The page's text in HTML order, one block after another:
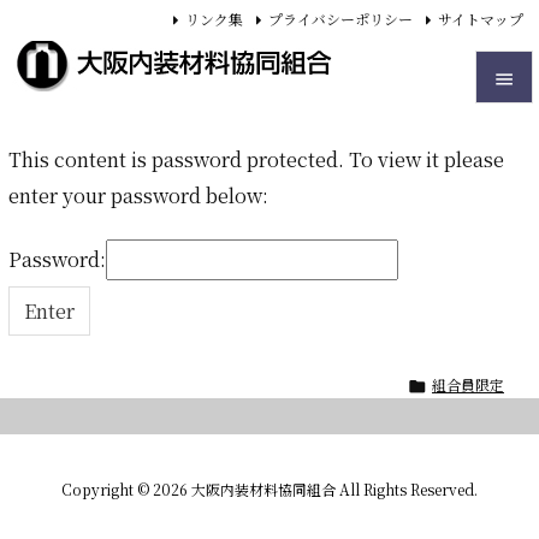

メニュ

リンク集 プライバシーポリシー サイトマップ
This content is password protected. To view it please
enter your password below:
Password:
 組合員限定
Copyright © 2026 大阪内装材料協同組合 All Rights Reserved.